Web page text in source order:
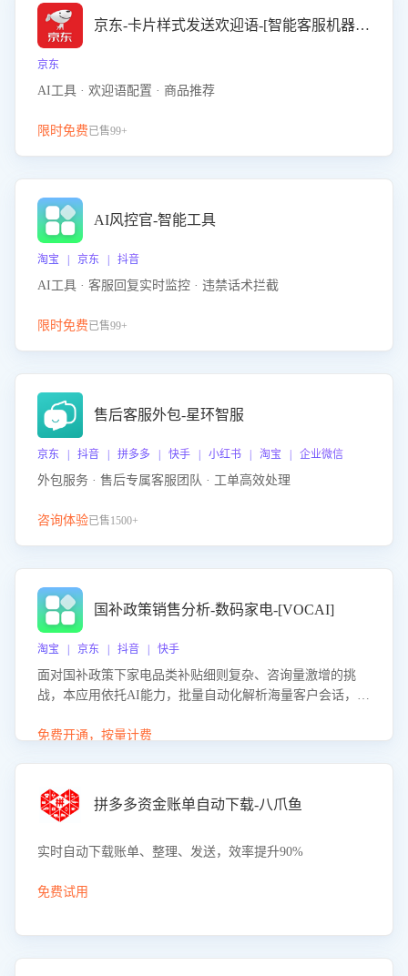
京东-卡片样式发送欢迎语-[智能客服机器人]
京东
AI工具 · 欢迎语配置 · 商品推荐
限时免费已售99+
AI风控官-智能工具
淘宝 | 京东 | 抖音
AI工具 · 客服回复实时监控 · 违禁话术拦截
限时免费已售99+
售后客服外包-星环智服
京东 | 抖音 | 拼多多 | 快手 | 小红书 | 淘宝 | 企业微信
外包服务 · 售后专属客服团队 · 工单高效处理
咨询体验已售1500+
国补政策销售分析-数码家电-[VOCAI]
淘宝 | 京东 | 抖音 | 快手
面对国补政策下家电品类补贴细则复杂、咨询量激增的挑
战，本应用依托AI能力，批量自动化解析海量客户会话，精
购买意向，深度洞察决策动因。同时全面评估客服团队政策
度、客服转化能力及销售业绩。
免费开通，按量计费
拼多多资金账单自动下载-八爪鱼
实时自动下载账单、整理、发送，效率提升90%
免费试用